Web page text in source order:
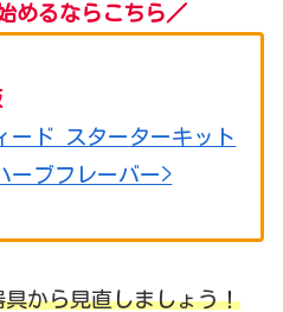
めるならこちら ／
ード スターターキット
ーブフレーバー>
具から見直しましょう！